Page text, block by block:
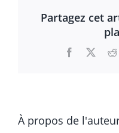
Partagez cet
Facebook
À propos de